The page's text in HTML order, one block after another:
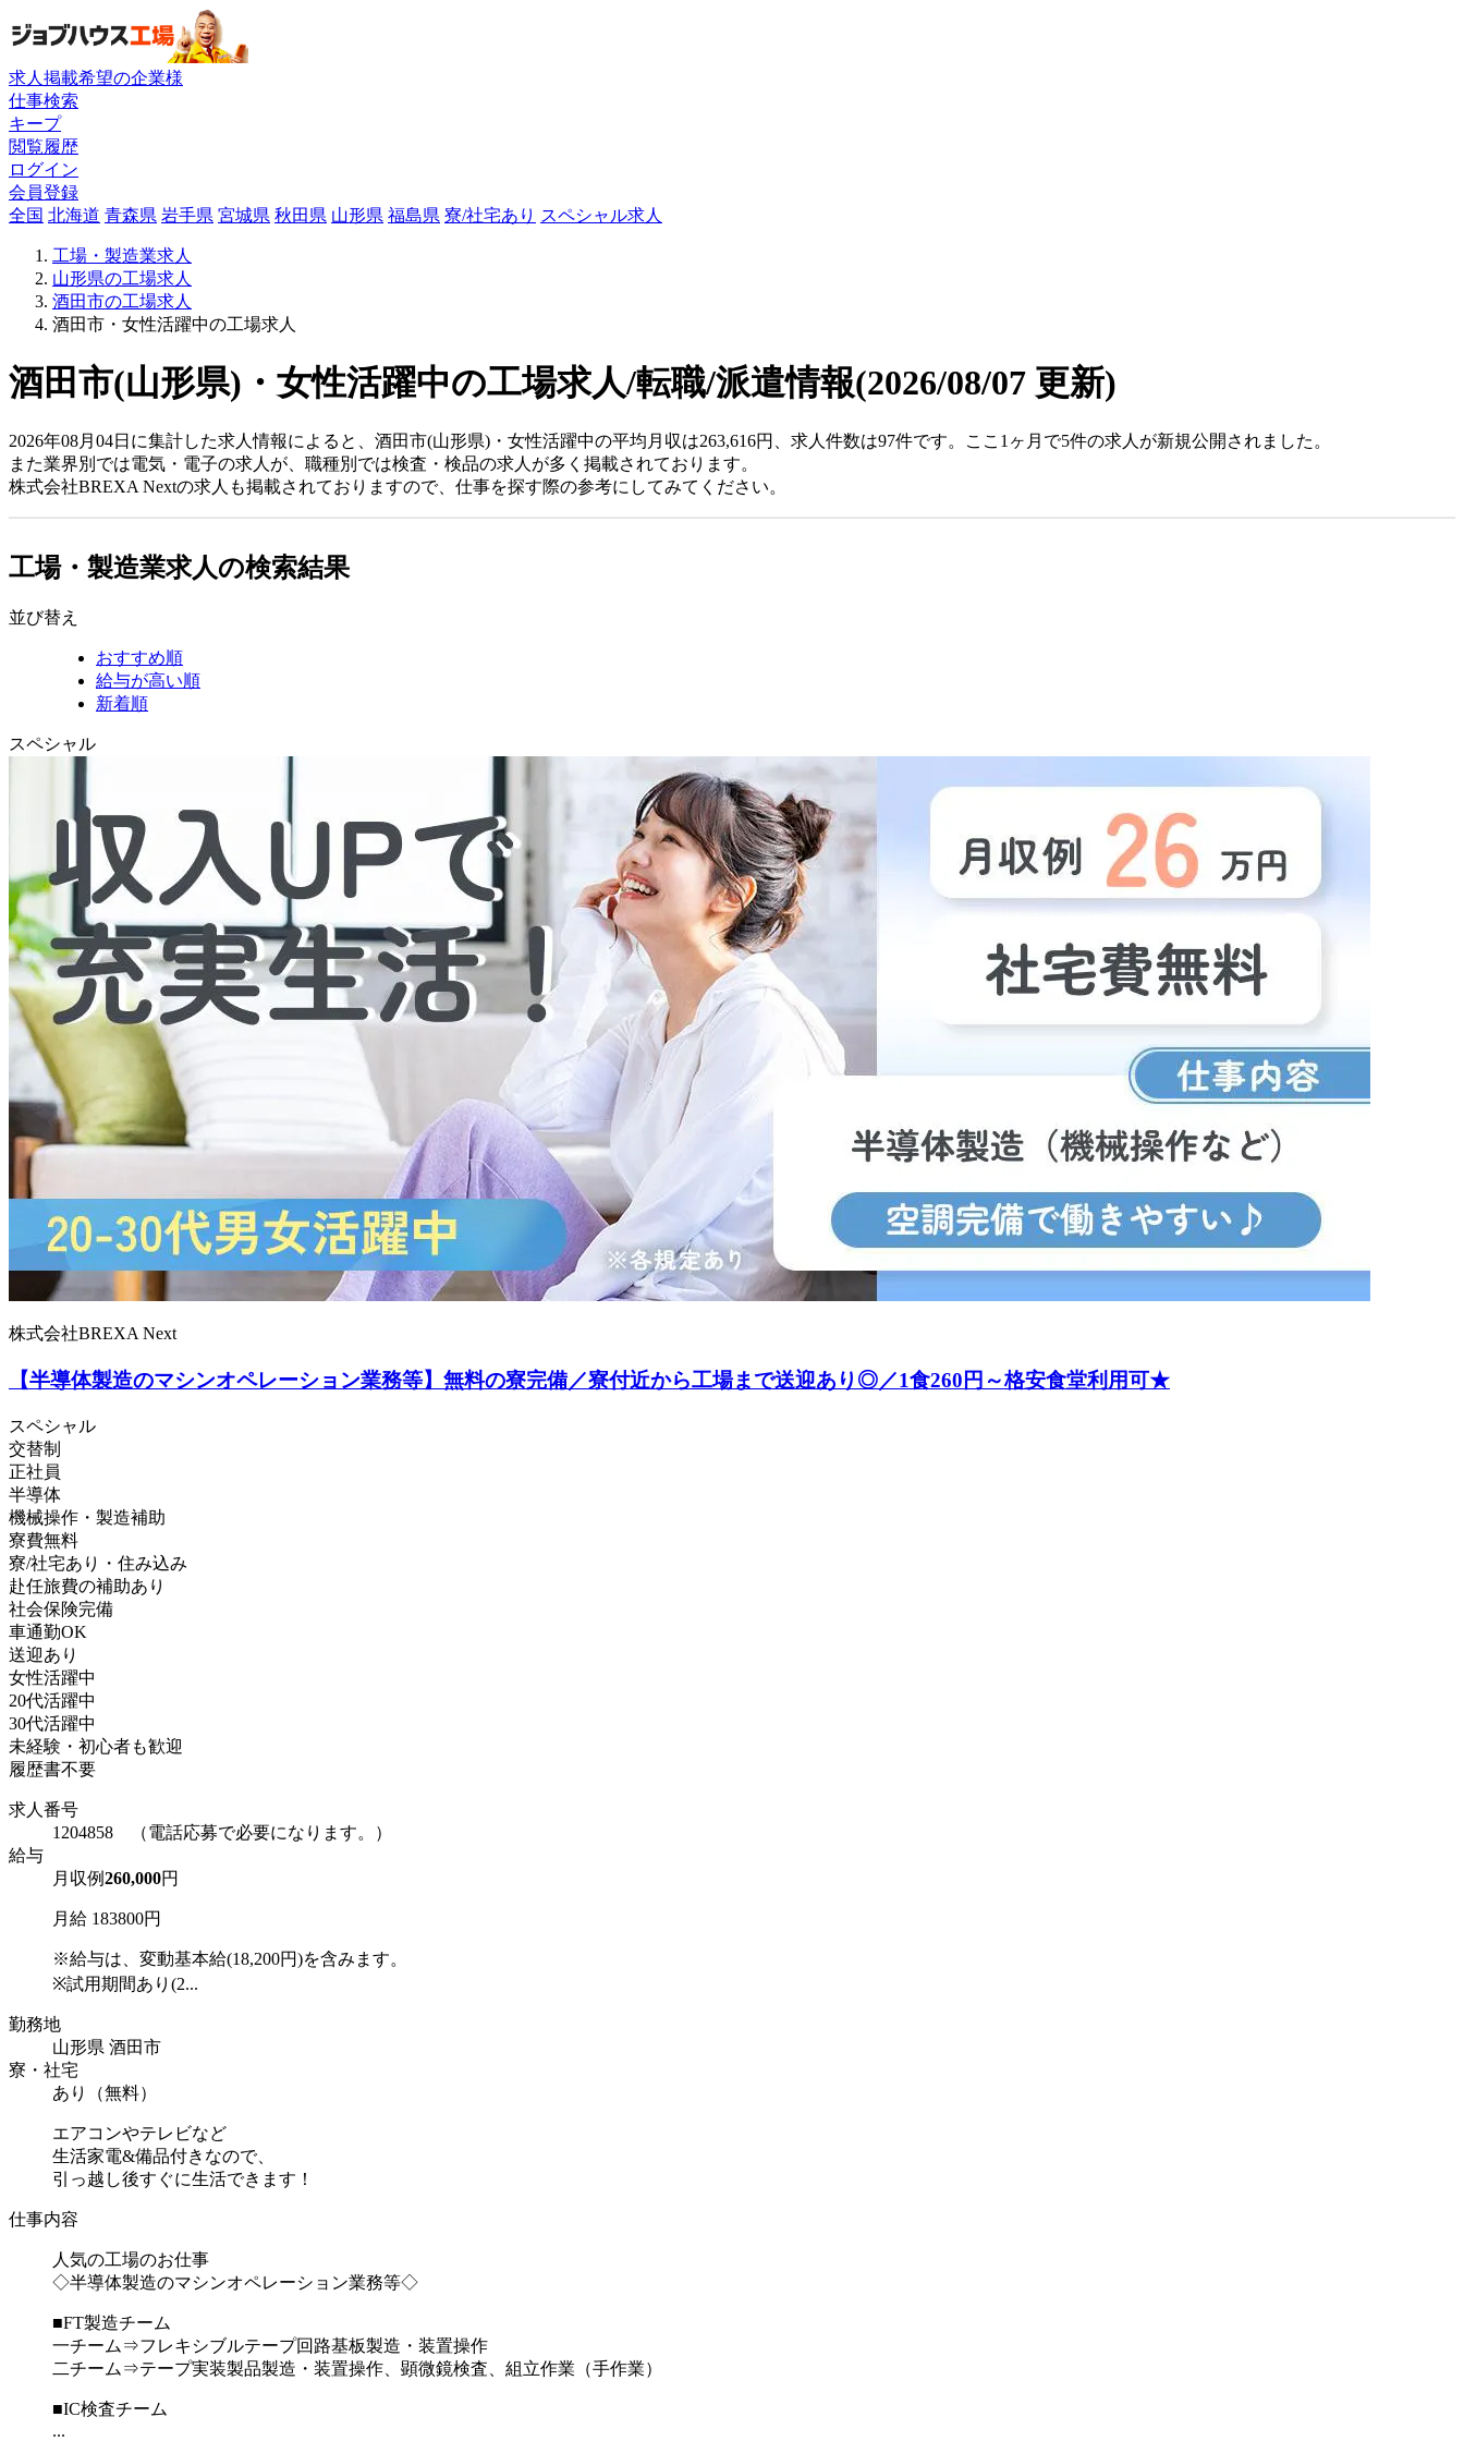
求人掲載希望の企業様
仕事検索
キープ
閲覧履歴
ログイン
会員登録
全国 北海道 青森県 岩手県 宮城県 秋田県 山形県 福島県 寮/社宅あり スペシャル求人
工場・製造業求人
山形県の工場求人
酒田市の工場求人
酒田市・女性活躍中の工場求人
酒田市(山形県)・女性活躍中の工場求人/転職/派遣情報(2026/08/07 更新)
2026年08月04日に集計した求人情報によると、酒田市(山形県)・女性活躍中の平均月収は263,616円、求人件数は97件です。ここ1ヶ月で5件の求人が新規公開されました。
また業界別では電気・電子の求人が、職種別では検査・検品の求人が多く掲載されております。
株式会社BREXA Nextの求人も掲載されておりますので、仕事を探す際の参考にしてみてください。
工場・製造業求人の検索結果
並び替え
おすすめ順
給与が高い順
新着順
スペシャル
株式会社BREXA Next
【半導体製造のマシンオペレーション業務等】無料の寮完備／寮付近から工場まで送迎あり◎／1食260円～格安食堂利用可★
スペシャル
交替制
正社員
半導体
機械操作・製造補助
寮費無料
寮/社宅あり・住み込み
赴任旅費の補助あり
社会保険完備
車通勤OK
送迎あり
女性活躍中
20代活躍中
30代活躍中
未経験・初心者も歓迎
履歴書不要
求人番号
1204858 （電話応募で必要になります。）
給与
月収例260,000円
月給 183800円
※給与は、変動基本給(18,200円)を含みます。
※試用期間あり(2...
勤務地
山形県 酒田市
寮・社宅
あり（無料）
エアコンやテレビなど
生活家電&備品付きなので、
引っ越し後すぐに生活できます！
仕事内容
人気の工場のお仕事
◇半導体製造のマシンオペレーション業務等◇
■FT製造チーム
一チーム⇒フレキシブルテープ回路基板製造・装置操作
二チーム⇒テープ実装製品製造・装置操作、顕微鏡検査、組立作業（手作業）
■IC検査チーム
...